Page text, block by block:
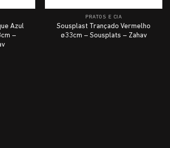
Azul
–
PRATOS E CIA
Sousplast Trançado Vermelho
ø33cm – Sousplats – Zahav